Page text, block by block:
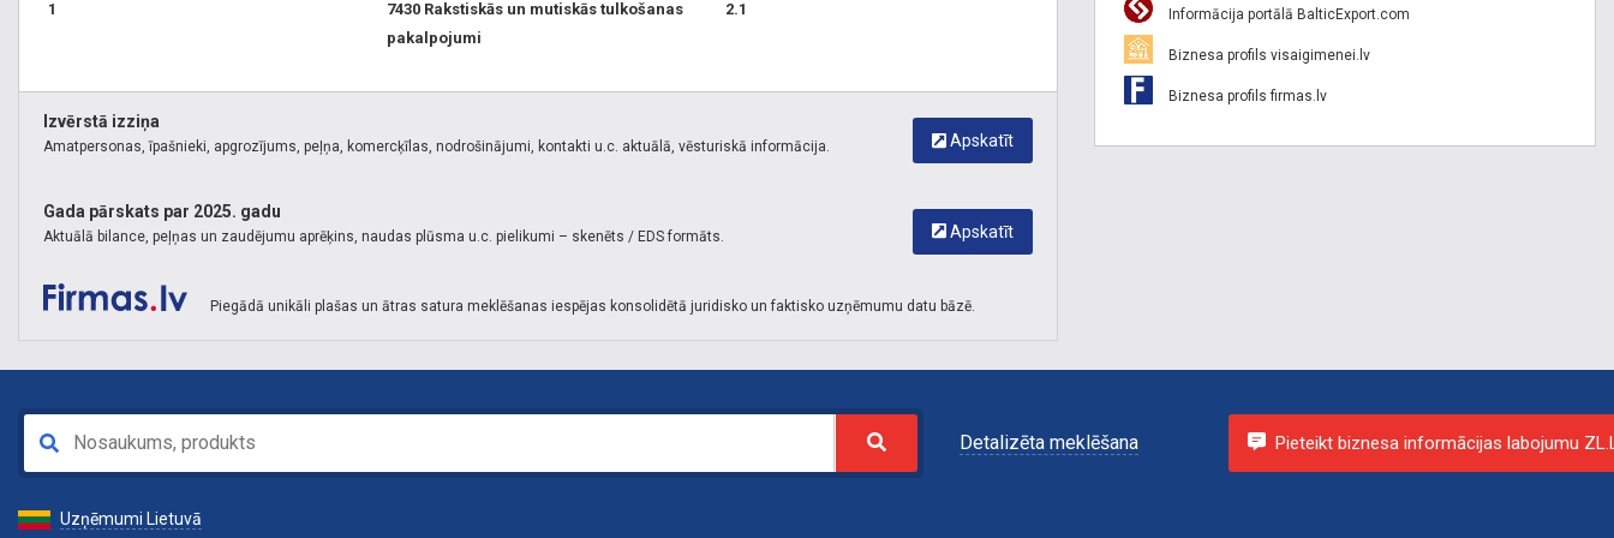
1
7430 Rakstiskās un mutiskās tulkošanas
pakalpojumi
2.1
Apskatīt
Izvērstā izziņa
Amatpersonas, īpašnieki, apgrozījums, peļņa, komercķīlas, nodrošinājumi, kontakti u.c. aktuālā, vēsturiskā informācija.
Apskatīt
Gada pārskats par 2025. gadu
Aktuālā bilance, peļņas un zaudējumu aprēķins, naudas plūsma u.c. pielikumi – skenēts / EDS formāts.
Piegādā unikāli plašas un ātras satura meklēšanas iespējas konsolidētā juridisko un faktisko uzņēmumu datu bāzē.
Informācija portālā BalticExport.com
Biznesa profils visaigimenei.lv
Biznesa profils firmas.lv
Detalizēta meklēšana Pieteikt biznesa informācijas labojumu
Uzņēmumi Lietuvā